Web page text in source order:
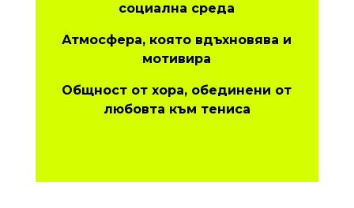
социална среда
Атмосфера, която вдъхновява и
мотивира
Общност от хора, обединени от
любовта към тениса